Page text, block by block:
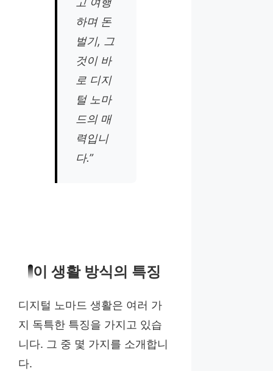
하며 돈
벌기, 그
것이 바
로 디지
털 노마
드의 매
력입니
다.”
이 생활 방식의 특징
디지털 노마드 생활은 여러 가
지 독특한 특징을 가지고 있습
니다. 그 중 몇 가지를 소개합니
다.